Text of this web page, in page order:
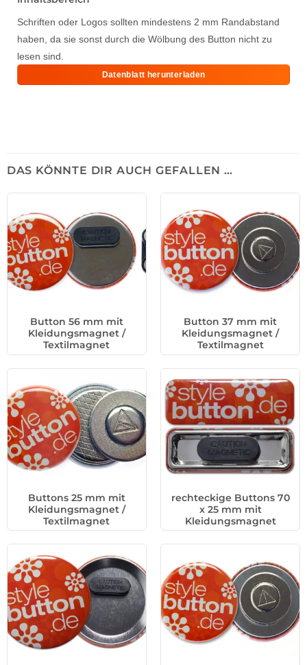
Schriften oder Logos sollten mindestens 2 mm Randabstand
haben, da sie sonst durch die Wölbung des Button nicht zu
lesen sind.
Datenblatt herunterladen
DAS KÖNNTE DIR AUCH GEFALLEN …
Button 56 mm mit
Kleidungsmagnet /
Textilmagnet
Button 37 mm mit
Kleidungsmagnet /
Textilmagnet
Buttons 25 mm mit
Kleidungsmagnet /
Textilmagnet
rechteckige Buttons 70
x 25 mm mit
Kleidungsmagnet